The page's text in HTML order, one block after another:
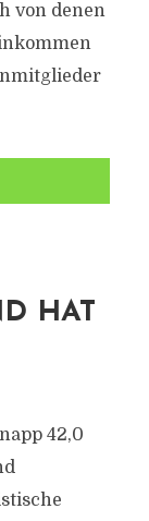
von denen
HAT
42,0